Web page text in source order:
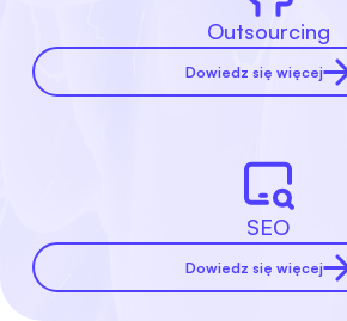
Outsourcing
Dowiedz się więcej
SEO
Dowiedz się więcej